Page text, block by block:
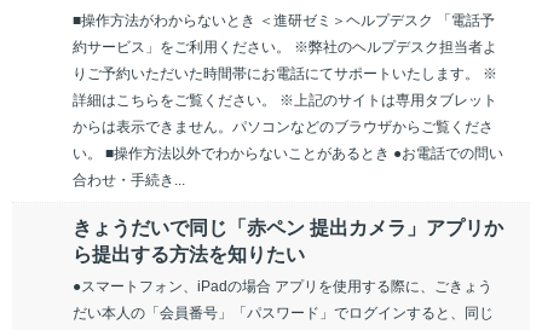
■操作方法がわからないとき ＜進研ゼミ＞ヘルプデスク 「電話予
約サービス」をご利用ください。 ※弊社のヘルプデスク担当者よ
りご予約いただいた時間帯にお電話にてサポートいたします。 ※
詳細はこちらをご覧ください。 ※上記のサイトは専用タブレット
からは表示できません。パソコンなどのブラウザからご覧くださ
い。 ■操作方法以外でわからないことがあるとき ●お電話での問い
合わせ・手続き...
きょうだいで同じ「赤ペン 提出カメラ」アプリか
ら提出する方法を知りたい
●スマートフォン、iPadの場合 アプリを使用する際に、ごきょう
だい本人の「会員番号」「パスワード」でログインすると、同じ